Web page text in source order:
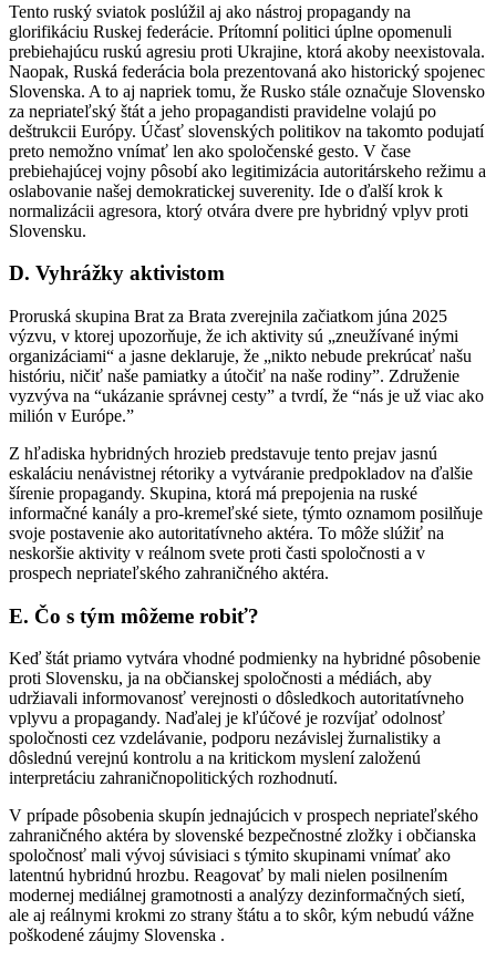
Tento ruský sviatok poslúžil aj ako nástroj propagandy na
glorifikáciu Ruskej federácie. Prítomní politici úplne opomenuli
prebiehajúcu ruskú agresiu proti Ukrajine, ktorá akoby neexistovala.
Naopak, Ruská federácia bola prezentovaná ako historický spojenec
Slovenska. A to aj napriek tomu, že Rusko stále označuje Slovensko
za nepriateľský štát a jeho propagandisti pravidelne volajú po
deštrukcii Európy. Účasť slovenských politikov na takomto podujatí
preto nemožno vnímať len ako spoločenské gesto. V čase
prebiehajúcej vojny pôsobí ako legitimizácia autoritárskeho režimu a
oslabovanie našej demokratickej suverenity. Ide o ďalší krok k
normalizácii agresora, ktorý otvára dvere pre hybridný vplyv proti
Slovensku.
D. Vyhrážky aktivistom
Proruská skupina Brat za Brata zverejnila začiatkom júna 2025
výzvu, v ktorej upozorňuje, že ich aktivity sú „zneužívané inými
organizáciami“ a jasne deklaruje, že „nikto nebude prekrúcať našu
históriu, ničiť naše pamiatky a útočiť na naše rodiny”. Združenie
vyzvýva na “ukázanie správnej cesty” a tvrdí, že “nás je už viac ako
milión v Európe.”
Z hľadiska hybridných hrozieb predstavuje tento prejav jasnú
eskaláciu nenávistnej rétoriky a vytváranie predpokladov na ďalšie
šírenie propagandy. Skupina, ktorá má prepojenia na ruské
informačné kanály a pro-kremeľské siete, týmto oznamom posilňuje
svoje postavenie ako autoritatívneho aktéra. To môže slúžiť na
neskoršie aktivity v reálnom svete proti časti spoločnosti a v
prospech nepriateľského zahraničného aktéra.
E. Čo s tým môžeme robiť?
Keď štát priamo vytvára vhodné podmienky na hybridné pôsobenie
proti Slovensku, ja na občianskej spoločnosti a médiách, aby
udržiavali informovanosť verejnosti o dôsledkoch autoritatívneho
vplyvu a propagandy. Naďalej je kľúčové je rozvíjať odolnosť
spoločnosti cez vzdelávanie, podporu nezávislej žurnalistiky a
dôslednú verejnú kontrolu a na kritickom myslení založenú
interpretáciu zahraničnopolitických rozhodnutí.
V prípade pôsobenia skupín jednajúcich v prospech nepriateľského
zahraničného aktéra by slovenské bezpečnostné zložky i občianska
spoločnosť mali vývoj súvisiaci s týmito skupinami vnímať ako
latentnú hybridnú hrozbu. Reagovať by mali nielen posilnením
modernej mediálnej gramotnosti a analýzy dezinformačných sietí,
ale aj reálnymi krokmi zo strany štátu a to skôr, kým nebudú vážne
poškodené záujmy Slovenska .